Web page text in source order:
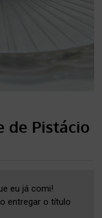
de Pistácio
eu já comi!
entregar o título